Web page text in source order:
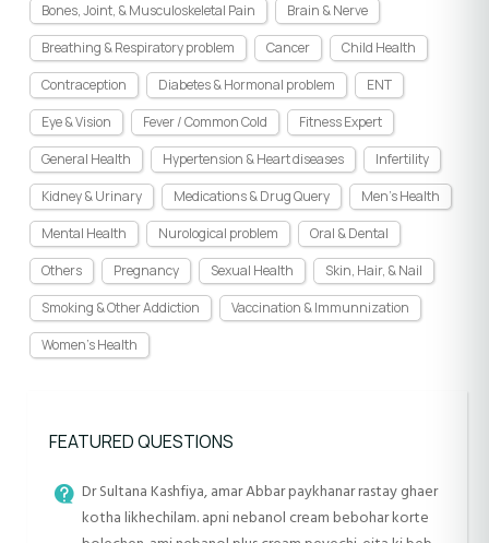
Bones, Joint, & Musculoskeletal Pain
Brain & Nerve
Breathing & Respiratory problem
Cancer
Child Health
Contraception
Diabetes & Hormonal problem
ENT
Eye & Vision
Fever / Common Cold
Fitness Expert
General Health
Hypertension & Heart diseases
Infertility
Kidney & Urinary
Medications & Drug Query
Men's Health
Mental Health
Nurological problem
Oral & Dental
Others
Pregnancy Sexual Health
Skin, Hair, & Nail
Smoking & Other Addiction
Vaccination & Immunnization
Women's Health
FEATURED QUESTIONS
Dr Sultana Kashfiya, amar Abbar paykhanar rastay ghaer
kotha likhechilam. apni nebanol cream bebohar korte